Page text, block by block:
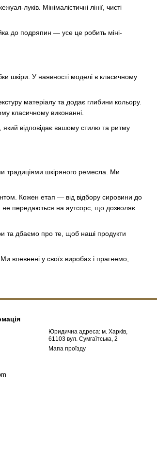
луків. Мінімалістичні лінії, чисті
до подряпин — усе це робить міні-
шкіри. У наявності моделі в класичному
матеріалу та додає глибини кольору.
класичному виконанні.
який відповідає вашому стилю та ритму
традиціями шкіряного ремесла. Ми
Кожен етап — від відбору сировини до
не передаються на аутсорс, що дозволяє
та дбаємо про те, щоб наші продукти
впевнені у своїх виробах і прагнемо,
Юридична адреса: м. Харків,
61103 вул. Сумгаїтська, 2
Мапа проїзду